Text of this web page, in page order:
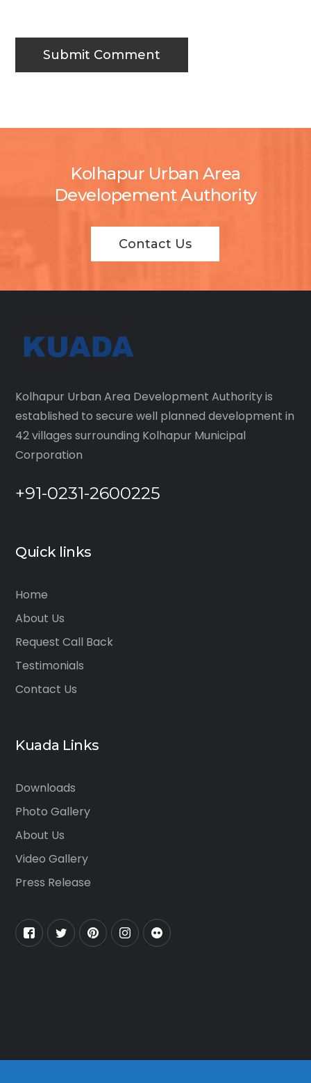
Kolhapur Urban Area
Developement Authority
Contact Us
Kolhapur Urban Area Development Authority is
established to secure well planned development in
42 villages surrounding Kolhapur Municipal
Corporation
+91-0231-2600225
Quick links
Home
About Us
Request Call Back
Testimonials
Contact Us
Kuada Links
Downloads
Photo Gallery
About Us
Video Gallery
Press Release